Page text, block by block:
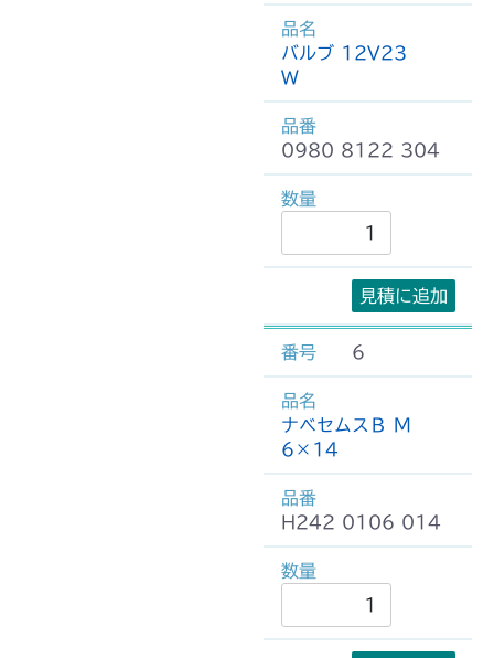
バルブ 12V23
W
0980 8122 304
見積に追加
6
ナベセムスＢ M
6×14
H242 0106 014